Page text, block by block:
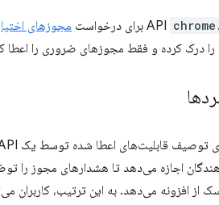
برای درخواست مجوزهای
را درک کرده و فقط مجوزهای ضروری را اعطا
اجازه می‌دهد تا هشدارهای مجوز را
از افزونه می‌دهد. به این ترتیب،